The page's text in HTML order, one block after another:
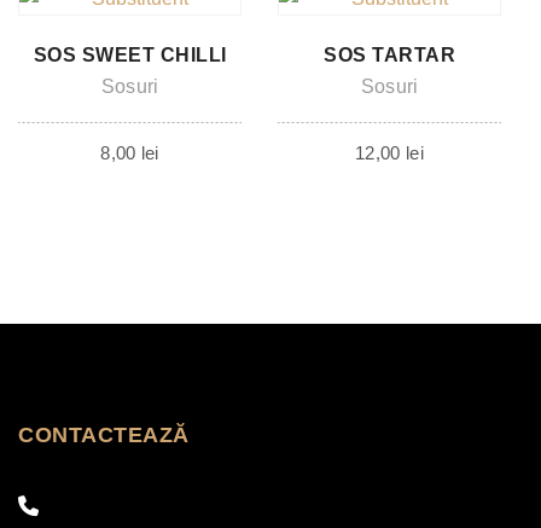
SOS SWEET CHILLI
Sosuri
8,00 lei
SOS TARTAR
Sosuri
12,00 lei
CONTACTEAZĂ